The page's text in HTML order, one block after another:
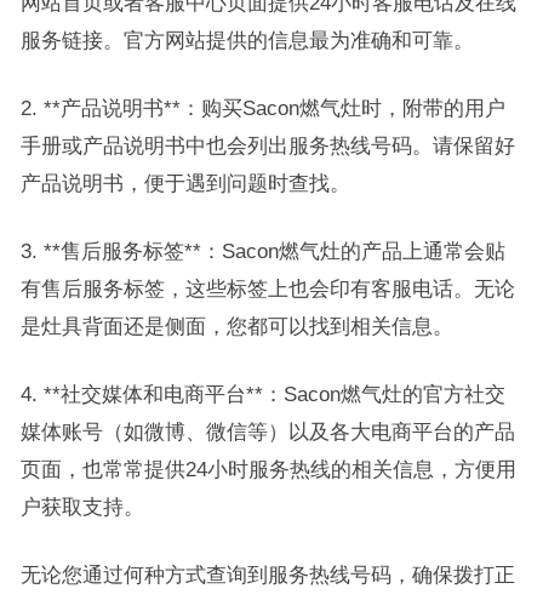
服务链接。官方网站提供的信息最为准确和可靠。
2. **产品说明书**：购买Sacon燃气灶时，附带的用户
手册或产品说明书中也会列出服务热线号码。请保留好
产品说明书，便于遇到问题时查找。
3. **售后服务标签**：Sacon燃气灶的产品上通常会贴
有售后服务标签，这些标签上也会印有客服电话。无论
是灶具背面还是侧面，您都可以找到相关信息。
4. **社交媒体和电商平台**：Sacon燃气灶的官方社交
媒体账号（如微博、微信等）以及各大电商平台的产品
页面，也常常提供24小时服务热线的相关信息，方便用
户获取支持。
无论您通过何种方式查询到服务热线号码，确保拨打正